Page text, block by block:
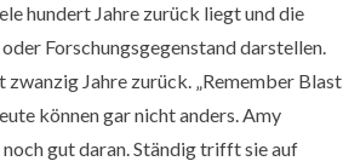
hundert Jahre zurück liegt und die
Forschungsgegenstand darstellen.
Jahre zurück. „Remember Blast
können gar nicht anders. Amy
gut daran. Ständig trifft sie auf